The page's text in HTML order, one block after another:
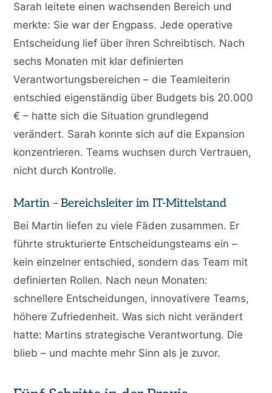
Sarah leitete einen wachsenden Bereich und
merkte: Sie war der Engpass. Jede operative
Entscheidung lief über ihren Schreibtisch. Nach
sechs Monaten mit klar definierten
Verantwortungsbereichen – die Teamleiterin
entschied eigenständig über Budgets bis 20.000
€ – hatte sich die Situation grundlegend
verändert. Sarah konnte sich auf die Expansion
konzentrieren. Teams wuchsen durch Vertrauen,
nicht durch Kontrolle.
Martin – Bereichsleiter im IT-Mittelstand
Bei Martin liefen zu viele Fäden zusammen. Er
führte strukturierte Entscheidungsteams ein –
kein einzelner entschied, sondern das Team mit
definierten Rollen. Nach neun Monaten:
schnellere Entscheidungen, innovativere Teams,
höhere Zufriedenheit. Was sich nicht verändert
hatte: Martins strategische Verantwortung. Die
blieb – und machte mehr Sinn als je zuvor.